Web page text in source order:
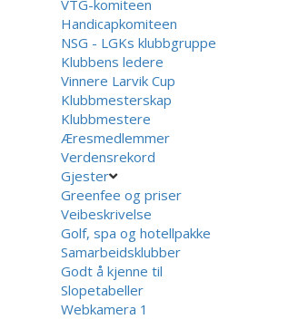
VTG-komiteen
Handicapkomiteen
NSG - LGKs klubbgruppe
Klubbens ledere
Vinnere Larvik Cup
Klubbmesterskap
Klubbmestere
Æresmedlemmer
Verdensrekord
Gjester
Greenfee og priser
Veibeskrivelse
Golf, spa og hotellpakke
Samarbeidsklubber
Godt å kjenne til
Slopetabeller
Webkamera 1